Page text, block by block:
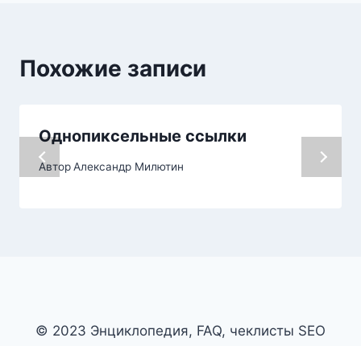
Похожие записи
Однопиксельные ссылки
АвторАлександр Милютин
© 2023 Энциклопедия, FAQ, чеклисты SEO